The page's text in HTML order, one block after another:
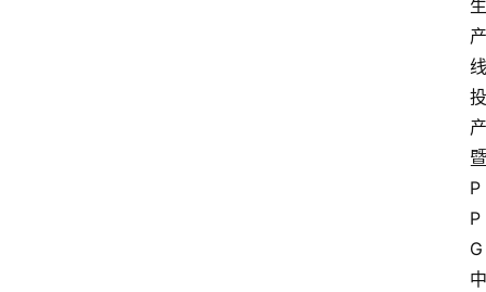
生
产
线
投
产
暨
P
P
G
中